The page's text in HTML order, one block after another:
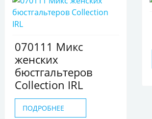
070111 Микс
женских
бюстгальтеров
Collection IRL
ПОДРОБНЕЕ